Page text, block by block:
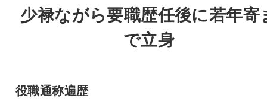
少禄ながら要職歴任後に若年寄
で立身
役職通称遍歴